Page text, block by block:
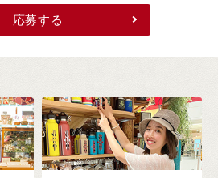
応募する